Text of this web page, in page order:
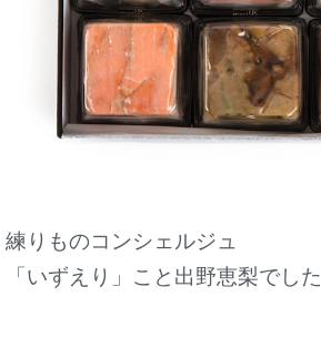
練りものコンシェルジュ
「いずえり」こと出野恵梨でした